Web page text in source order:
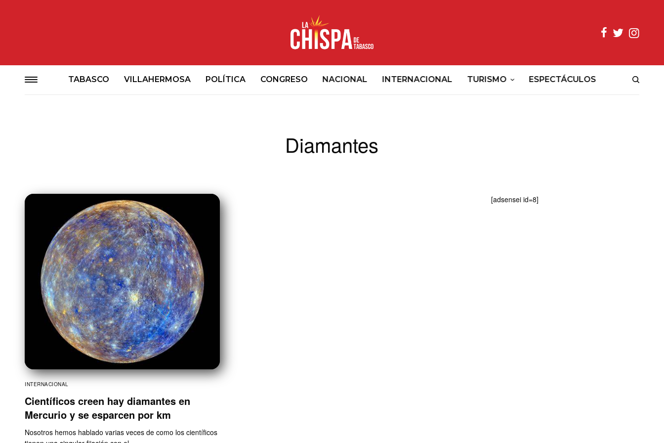
TABASCO VILLAHERMOSA POLÍTICA CONGRESO NACIONAL INTERNACIONAL TURISMO ESPECTÁCULOS
Diamantes
INTERNACIONAL
Científicos creen hay diamantes en
Mercurio y se esparcen por km
Nosotros hemos hablado varias veces de como los científicos
[adsensei id=8]